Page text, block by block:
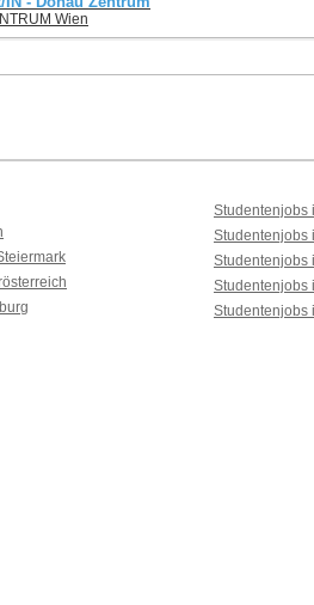
Wien
Studentenjobs
Studentenjobs
Studentenjobs
Studentenjobs
Studentenjobs